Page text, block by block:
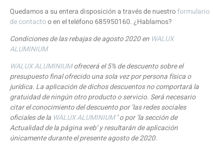
Quedamos a su entera disposición a través de nuestroformulario
de contactoo en el teléfono 685950160. ¿Hablamos?
Condiciones de las rebajas de agosto 2020 en WALUX
ALUMINIUM
WALUX ALUMINIUMofrecerá el 5% de descuento sobre el
presupuesto final ofrecido una sola vez por persona física o
jurídica. La aplicación de dichos descuentos no comportará la
gratuidad de ningún otro producto o servicio. Será necesario
citar el conocimiento del descuento por ‘las redes sociales
oficiales de la WALUX ALUMINIUM‘ o por ‘la sección de
Actualidad de la página web’ y resultarán de aplicación
únicamente durante el presente agosto de 2020.